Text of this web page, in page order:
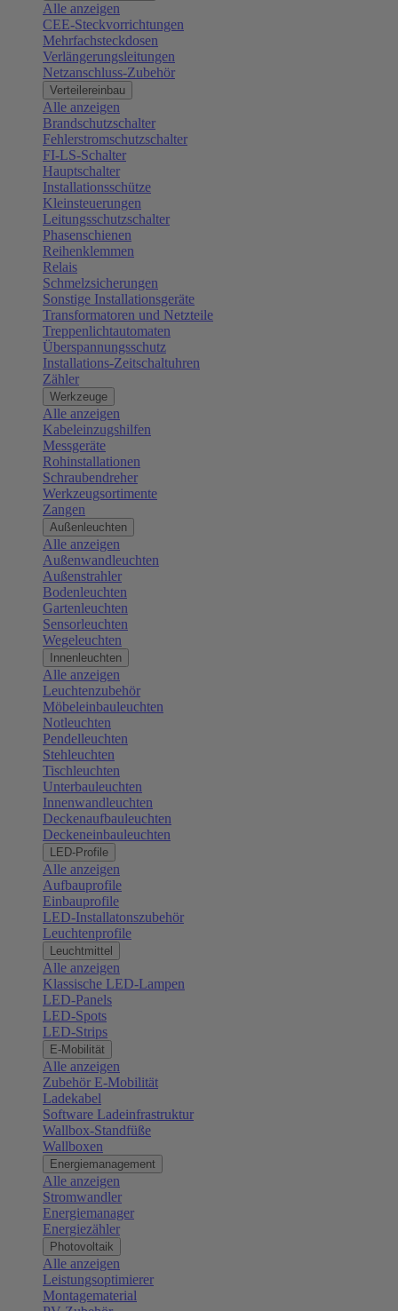
Alle anzeigen
CEE-Steckvorrichtungen
Mehrfachsteckdosen
Verlängerungsleitungen
Netzanschluss-Zubehör
Verteilereinbau
Alle anzeigen
Brandschutzschalter
Fehlerstromschutzschalter
FI-LS-Schalter
Hauptschalter
Installationsschütze
Kleinsteuerungen
Leitungsschutzschalter
Phasenschienen
Reihenklemmen
Relais
Schmelzsicherungen
Sonstige Installationsgeräte
Transformatoren und Netzteile
Treppenlichtautomaten
Überspannungsschutz
Installations-Zeitschaltuhren
Zähler
Werkzeuge
Alle anzeigen
Kabeleinzugshilfen
Messgeräte
Rohinstallationen
Schraubendreher
Werkzeugsortimente
Zangen
Außenleuchten
Alle anzeigen
Außenwandleuchten
Außenstrahler
Bodenleuchten
Gartenleuchten
Sensorleuchten
Wegeleuchten
Innenleuchten
Alle anzeigen
Leuchtenzubehör
Möbeleinbauleuchten
Notleuchten
Pendelleuchten
Stehleuchten
Tischleuchten
Unterbauleuchten
Innenwandleuchten
Deckenaufbauleuchten
Deckeneinbauleuchten
LED-Profile
Alle anzeigen
Aufbauprofile
Einbauprofile
LED-Installatonszubehör
Leuchtenprofile
Leuchtmittel
Alle anzeigen
Klassische LED-Lampen
LED-Panels
LED-Spots
LED-Strips
E-Mobilität
Alle anzeigen
Zubehör E-Mobilität
Ladekabel
Software Ladeinfrastruktur
Wallbox-Standfüße
Wallboxen
Energiemanagement
Alle anzeigen
Stromwandler
Energiemanager
Energiezähler
Photovoltaik
Alle anzeigen
Leistungsoptimierer
Montagematerial